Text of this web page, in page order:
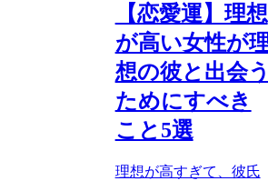
【恋愛運】理想
が高い女性が
想の彼と出会う
ためにすべき
こと5選
理想が高すぎて、彼氏